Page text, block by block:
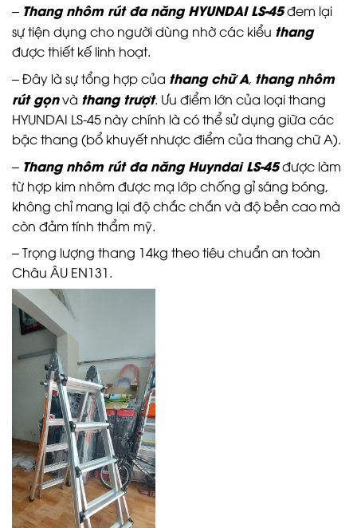
– Thang nhôm rút đa năng HYUNDAI LS-45đem lại
sự tiện dụng cho người dùng nhờ các kiểu thang
được thiết kế linh hoạt.
– Đây là sự tổng hợp của thang chữ A, thang nhôm
rút gọnvà thang trượt. Ưu điểm lớn của loại thang
HYUNDAI LS-45 này chính là có thể sử dụng giữa các
bậc thang (bổ khuyết nhược điểm của thang chữ A).
– Thang nhôm rút đa năng Huyndai LS-45được làm
từ hợp kim nhôm được mạ lớp chống gỉ sáng bóng,
không chỉ mang lại độ chắc chắn và độ bền cao mà
còn đảm tính thẩm mỹ.
– Trọng lượng thang 14kg theo tiêu chuẩn an toàn
Châu ÂU EN131.